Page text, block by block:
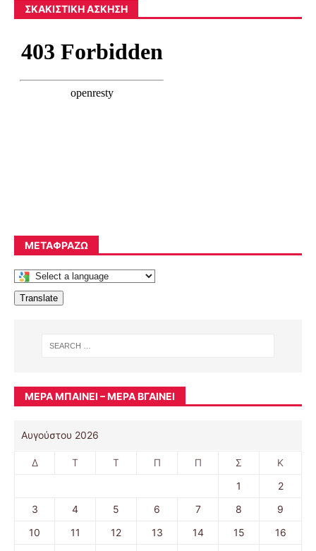
ΣΚΑΚΙΣΤΙΚΉ ΆΣΚΗΣΗ
ΜΕΤΑΦΡΆΖΩ
Translate
ΜΈΡΑ ΜΠΑΊΝΕΙ – ΜΈΡΑ ΒΓΑΊΝΕΙ
Αυγούστου 2026
Δ Τ Τ Π Π Σ
Κ
1
2
3
4 5 6 7 8
9
10
11 12 13 14 15
16